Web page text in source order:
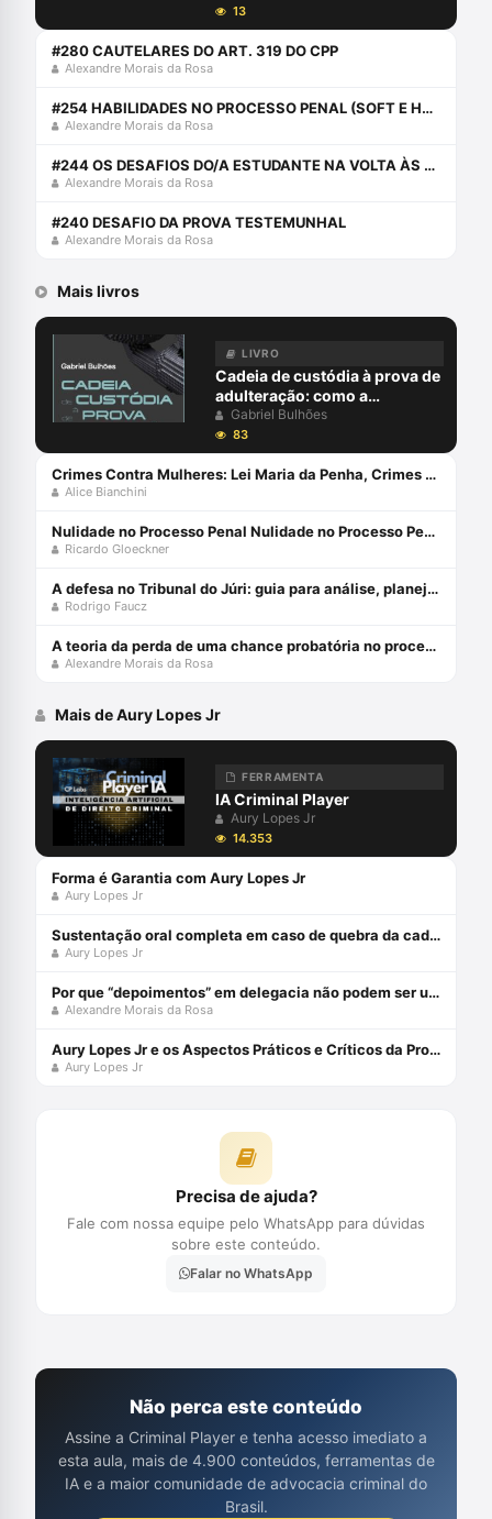
13
#280 CAUTELARES DO ART. 319 DO CPP
Alexandre Morais da Rosa
#254 HABILIDADES NO PROCESSO PENAL (SOFT E HARD SKILLS)
Alexandre Morais da Rosa
#244 OS DESAFIOS DO/A ESTUDANTE NA VOLTA ÀS AULAS
Alexandre Morais da Rosa
#240 DESAFIO DA PROVA TESTEMUNHAL
Alexandre Morais da Rosa
Mais livros
LIVRO
Cadeia de custódia à prova de
adulteração: como a
blockchain pode garantir a
integridade da prova no
processo penal - julho 2024
Gabriel Bulhões
83
Crimes Contra Mulheres: Lei Maria da Penha, Crimes Sexuais e Feminicídio (2023) Capa comum 8 janeiro 2023
Alice Bianchini
Nulidade no Processo Penal Nulidade no Processo Penal eBook Kindle
Ricardo Gloeckner
A defesa no Tribunal do Júri: guia para análise, planejamento e estratégias - junho 2024
Rodrigo Faucz
A teoria da perda de uma chance probatória no processo penal - julho 2024
Alexandre Morais da Rosa
Mais de Aury Lopes Jr
FERRAMENTA
IA Criminal Player
Aury Lopes Jr
14.353
Forma é Garantia com Aury Lopes Jr
Aury Lopes Jr
Sustentação oral completa em caso de quebra da cadeia de custódia da prova digital com Aury Lopes Jr
Aury Lopes Jr
Por que “depoimentos” em delegacia não podem ser usados em juízo?
Alexandre Morais da Rosa
Aury Lopes Jr e os Aspectos Práticos e Críticos da Prova Penal
Aury Lopes Jr
Precisa de ajuda?
Fale com nossa equipe pelo WhatsApp para dúvidas
sobre este conteúdo.
Falar no WhatsApp
Não perca este conteúdo
Assine a Criminal Player e tenha acesso imediato a
esta aula, mais de 4.900 conteúdos, ferramentas de
IA e a maior comunidade de advocacia criminal do
Brasil.